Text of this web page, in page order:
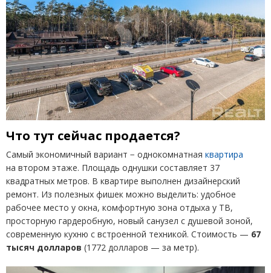
Что тут сейчас продается?
Самый экономичный вариант − однокомнатная квартира
на втором этаже. Площадь однушки составляет 37
квадратных метров. В квартире выполнен дизайнерский
ремонт. Из полезных фишек можно выделить: удобное
рабочее место у окна, комфортную зона отдыха у ТВ,
просторную гардеробную, новый санузел с душевой зоной,
современную кухню с встроенной техникой. Стоимость — 67
тысяч долларов (1772 долларов — за метр).